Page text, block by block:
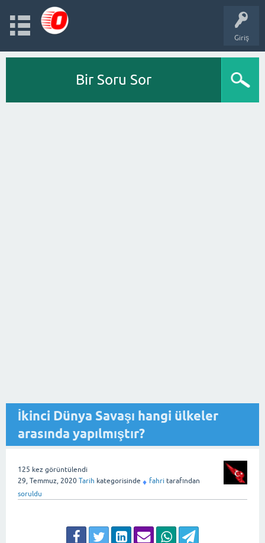
Giriş
Bir Soru Sor
İkinci Dünya Savaşı hangi ülkeler
arasında yapılmıştır?
125 kez görüntülendi
29, Temmuz, 2020 Tarih kategorisinde ♦ fahri tarafından
soruldu